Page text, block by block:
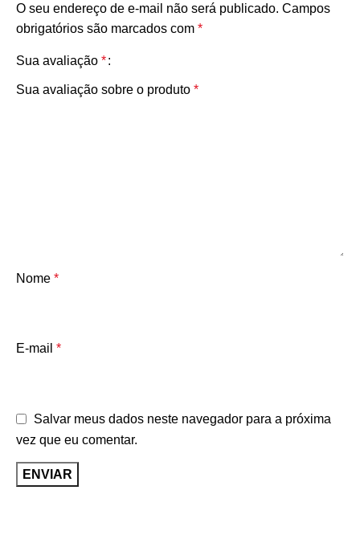
O seu endereço de e-mail não será publicado. Campos
obrigatórios são marcados com *
Sua avaliação *
Sua avaliação sobre o produto *
Nome *
E-mail *
Salvar meus dados neste navegador para a próxima
vez que eu comentar.